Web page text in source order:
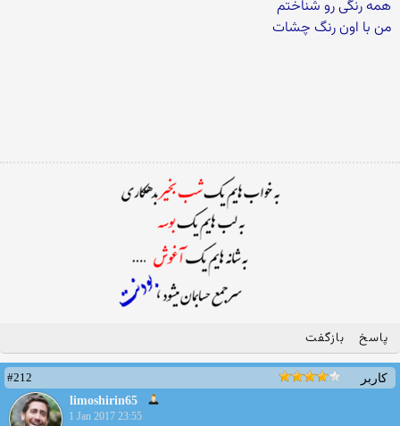
همه رنگی رو شناختم
من با اون رنگ چشات
پاسخ بازگفت
کاربر
#212
limoshirin65
1 Jan 2017 23:55